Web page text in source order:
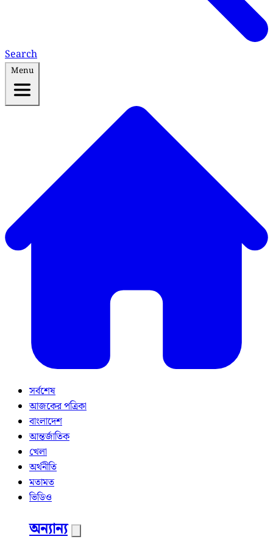
Search
Menu
সর্বশেষ
আজকের পত্রিকা
বাংলাদেশ
আন্তর্জাতিক
খেলা
অর্থনীতি
মতামত
ভিডিও
অন্যান্য